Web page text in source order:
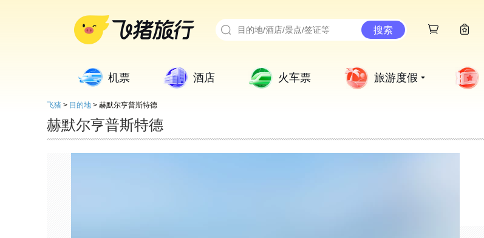
搜索
机票 酒店 火车票 旅游度假
飞猪 > 目的地 > 赫默尔亨普斯特德
赫默尔亨普斯特德